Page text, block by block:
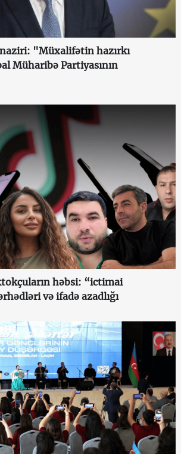
naziri: "Müxalifətin hazırkı
Müharibə Partiyasının
həbsi: “ictimai
və ifadə azadlığı